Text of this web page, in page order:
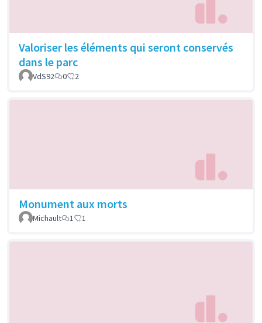
Valoriser les éléments qui seront conservés
dans le parc
VdS92 0 2
Monument aux morts
Michault 1 1